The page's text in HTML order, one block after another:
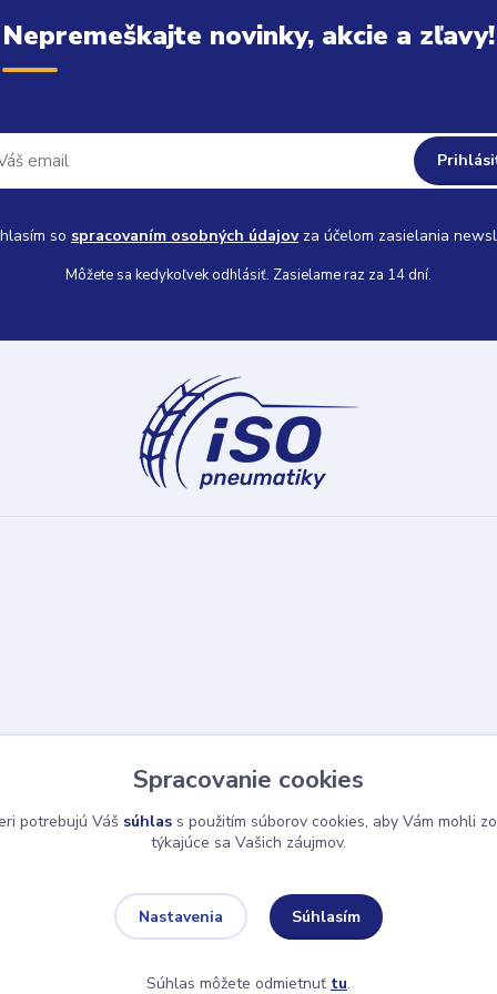
Nepremeškajte novinky, akcie a zľavy!
so spracovaním osobných údajovza účelom zasielania
Môžete sa kedykoľvek odhlásiť. Zasielame raz za 14 dní.
Spracovanie cookies
potrebujú Váš súhlas s použitím súborov cookies, aby Vám mohli
týkajúce sa Vašich záujmov.
Nastavenia Súhlasím
Súhlas môžete odmietnuť tu.